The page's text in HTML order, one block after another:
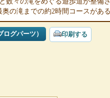
の滝までの約2時間コースがある
グパーツ） 印刷する